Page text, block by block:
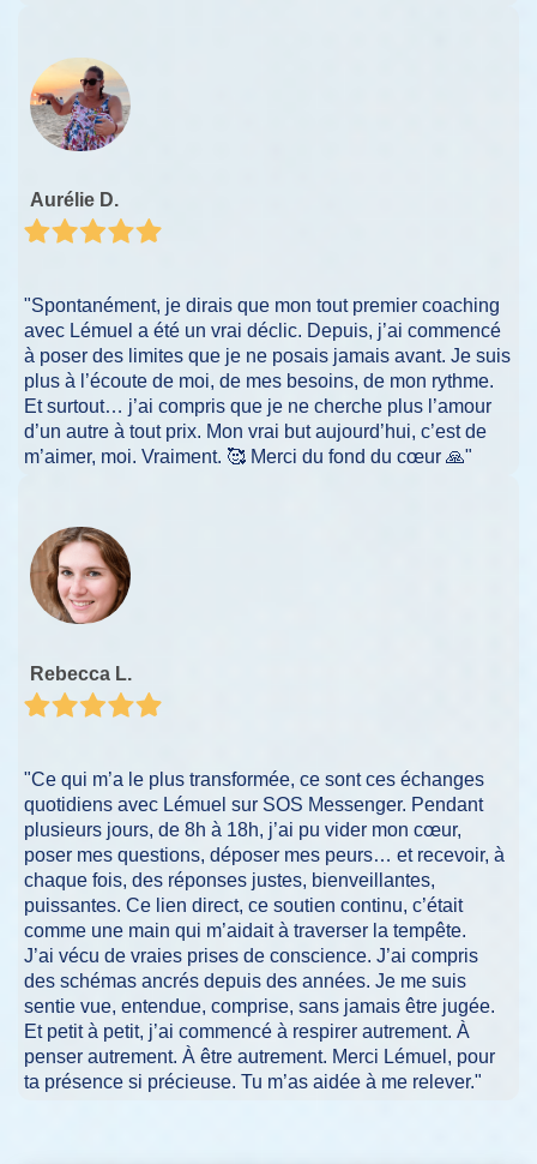
Aurélie D.
"Spontanément, je dirais que mon tout premier coaching
avec Lémuel a été un vrai déclic. Depuis, j’ai commencé
à poser des limites que je ne posais jamais avant. Je suis
plus à l’écoute de moi, de mes besoins, de mon rythme.
Et surtout… j’ai compris que je ne cherche plus l’amour
d’un autre à tout prix. Mon vrai but aujourd’hui, c’est de
m’aimer, moi. Vraiment. 🥰 Merci du fond du cœur 🙏"
Rebecca L.
"Ce qui m’a le plus transformée, ce sont ces échanges
quotidiens avec Lémuel sur SOS Messenger. Pendant
plusieurs jours, de 8h à 18h, j’ai pu vider mon cœur,
poser mes questions, déposer mes peurs… et recevoir, à
chaque fois, des réponses justes, bienveillantes,
puissantes. Ce lien direct, ce soutien continu, c’était
comme une main qui m’aidait à traverser la tempête.
J’ai vécu de vraies prises de conscience. J’ai compris
des schémas ancrés depuis des années. Je me suis
sentie vue, entendue, comprise, sans jamais être jugée.
Et petit à petit, j’ai commencé à respirer autrement. À
penser autrement. À être autrement. Merci Lémuel, pour
ta présence si précieuse. Tu m’as aidée à me relever."